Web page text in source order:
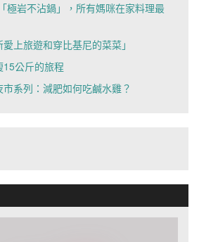
極岩不沾鍋」，所有媽咪在家料理最
上旅遊和穿比基尼的菜菜」
15公斤的旅程
市系列：減肥如何吃鹹水雞？